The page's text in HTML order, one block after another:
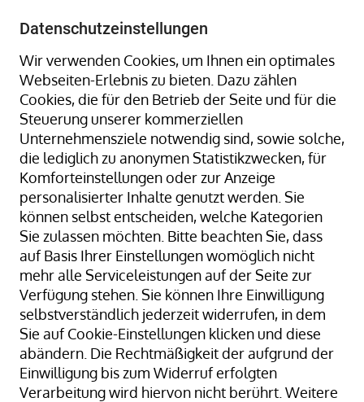
Datenschutzeinstellungen
Wir verwenden Cookies, um Ihnen ein optimales
Webseiten-Erlebnis zu bieten. Dazu zählen
Cookies, die für den Betrieb der Seite und für die
Steuerung unserer kommerziellen
Unternehmensziele notwendig sind, sowie solche,
die lediglich zu anonymen Statistikzwecken, für
Komforteinstellungen oder zur Anzeige
personalisierter Inhalte genutzt werden. Sie
können selbst entscheiden, welche Kategorien
Sie zulassen möchten. Bitte beachten Sie, dass
auf Basis Ihrer Einstellungen womöglich nicht
mehr alle Serviceleistungen auf der Seite zur
Verfügung stehen. Sie können Ihre Einwilligung
selbstverständlich jederzeit widerrufen, in dem
Sie auf Cookie-Einstellungen klicken und diese
abändern. Die Rechtmäßigkeit der aufgrund der
Einwilligung bis zum Widerruf erfolgten
Verarbeitung wird hiervon nicht berührt. Weitere
Home
Gummiringe + Gummibänder
Gummiringe + Gummibänder Naturkautschuk
Gummibänder, natur/transparent; 20 mm Ø x 20 x 1
mm; lose geschüttet
Zum
Ende
der
Bildergalerie
springen